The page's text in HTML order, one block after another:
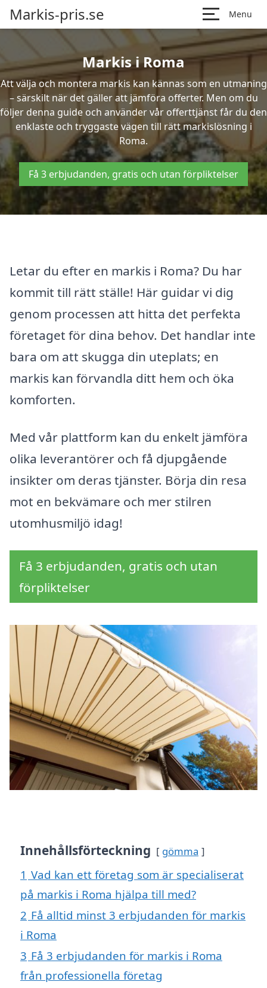
Markis-pris.se Menu
Markis i Roma
Att välja och montera markis kan kännas som en utmaning
– särskilt när det gäller att jämföra offerter. Men om du
följer denna guide och använder vår offerttjänst får du den
enklaste och tryggaste vägen till rätt markislösning i
Roma.
Få 3 erbjudanden, gratis och utan förpliktelser
Letar du efter en markis i Roma? Du har
kommit till rätt ställe! Här guidar vi dig
genom processen att hitta det perfekta
företaget för dina behov. Det handlar inte
bara om att skugga din uteplats; en
markis kan förvandla ditt hem och öka
komforten.
Med vår plattform kan du enkelt jämföra
olika leverantörer och få djupgående
insikter om deras tjänster. Börja din resa
mot en bekvämare och mer stilren
utomhusmiljö idag!
Få 3 erbjudanden, gratis och utan
förpliktelser
Innehållsförteckning gömma
1 Vad kan ett företag som är specialiserat
på markis i Roma hjälpa till med?
2 Få alltid minst 3 erbjudanden för markis
i Roma
3 Få 3 erbjudanden för markis i Roma
från professionella företag